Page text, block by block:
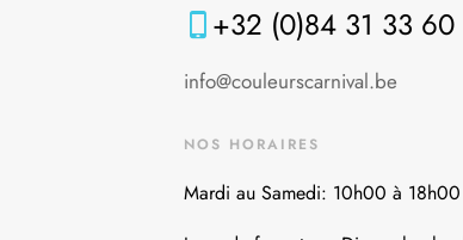
+32 (0)84 31 33 60
info@couleurscarnival.be
NOS HORAIRES
Mardi au Samedi: 10h00 à 18h00